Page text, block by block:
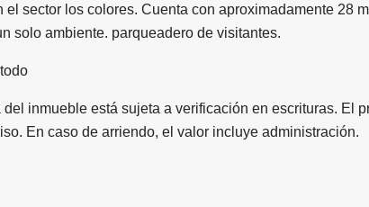
el sector los colores. Cuenta con aproximadamente 28
solo ambiente. parqueadero de visitantes.
del inmueble está sujeta a verificación en escrituras. El
En caso de arriendo, el valor incluye administración.